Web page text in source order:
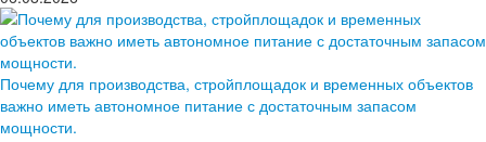
Почему для производства, стройплощадок и временных объектов
важно иметь автономное питание с достаточным запасом
мощности.